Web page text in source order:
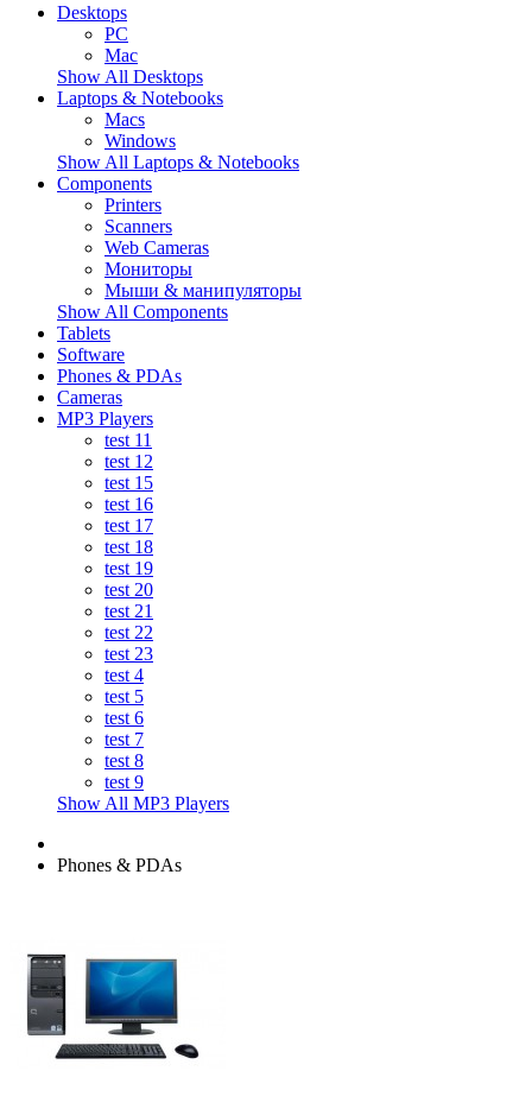
Desktops
PC
Mac
Show All Desktops
Laptops & Notebooks
Macs
Windows
Show All Laptops & Notebooks
Components
Printers
Scanners
Web Cameras
Мониторы
Мыши & манипуляторы
Show All Components
Tablets
Software
Phones & PDAs
Cameras
MP3 Players
test 11
test 12
test 15
test 16
test 17
test 18
test 19
test 20
test 21
test 22
test 23
test 4
test 5
test 6
test 7
test 8
test 9
Show All MP3 Players
Phones & PDAs